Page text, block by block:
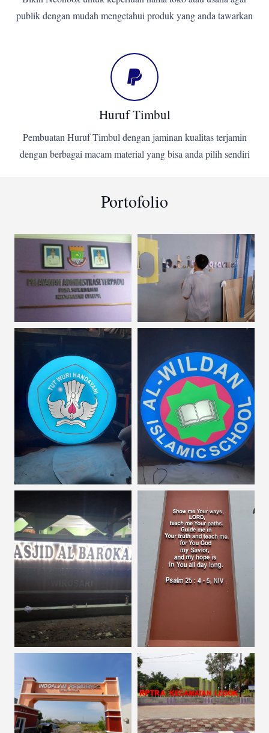
publik dengan mudah mengetahui produk yang anda tawarkan
Huruf Timbul
Pembuatan Huruf Timbul dengan jaminan kualitas terjamin
dengan berbagai macam material yang bisa anda pilih sendiri
Portofolio